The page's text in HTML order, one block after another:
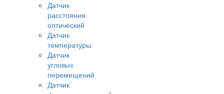
Датчик
расстояния
оптический
Датчик
температуры
Датчик
угловых
перемещений
Датчик